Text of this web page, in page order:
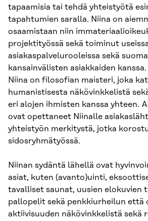
tapaamisia tai tehdä yhteistyötä
tapahtumien saralla. Niina on
osaamistaan niin
projektityössä sekä toiminut
asiakaspalvelurooleissa sekä
kansainvälisten asiakkaiden
Niina on filosofian maisteri, joka
humanistisesta näkövinkkelistä
eri alojen ihmisten kanssa yhteen.
ovat opettaneet Niinalle
yhteistyön merkitystä, jotka
sidosryhmätyössä.
Niinan sydäntä lähellä ovat
asiat, kuten (avanto)uinti,
tavalliset saunat, uusien elokuvien
pallopelit sekä penkkiurheilun että
aktiivisuuden näkövinkkelistä sekä